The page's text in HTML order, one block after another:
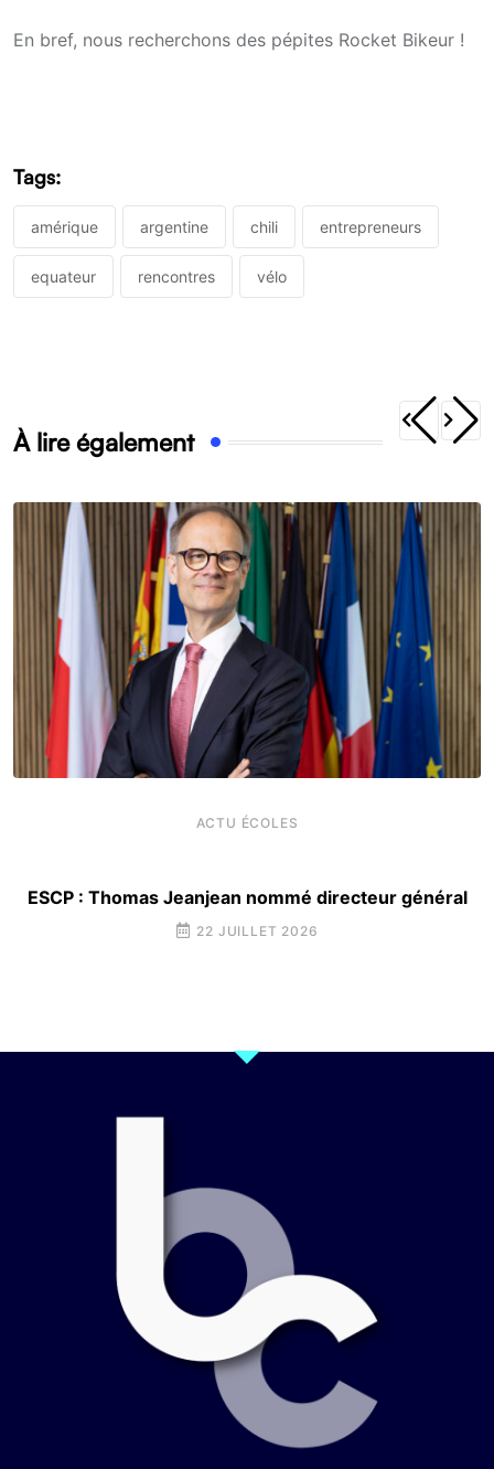
En bref, nous recherchons des pépites Rocket Bikeur !
Tags:
amérique argentine chili entrepreneurs
equateur rencontres vélo
À lire également
ACTU ÉCOLES
ESCP : Thomas Jeanjean nommé directeur général
22 JUILLET 2026